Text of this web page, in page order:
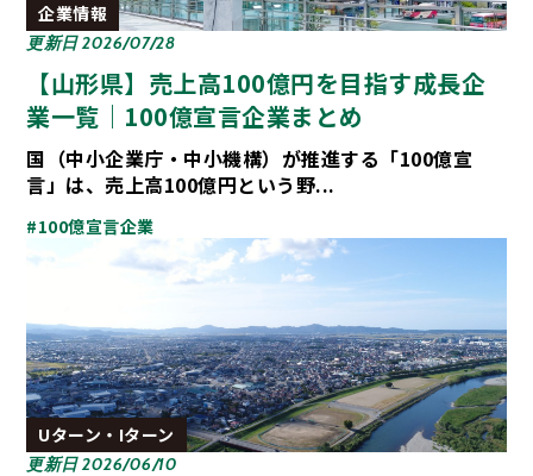
企業情報
更新日 2026/07/28
【山形県】売上高100億円を目指す成長企
業一覧｜100億宣言企業まとめ
国（中小企業庁・中小機構）が推進する「100億宣
言」は、売上高100億円という野...
#100億宣言企業
Uターン・Iターン
更新日 2026/06/10